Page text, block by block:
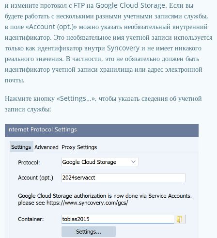
и измените протокол с FTP на Google Cloud Storage. Если вы
будете работать с несколькими разными учетными записями службы,
в поле «Account (opt.)» можно указать необязательный внутренний
идентификатор. Это необязательное имя учетной записи используется
только как идентификатор внутри Syncovery и не имеет никакого
реального значения. В частности, это не обязательно должен быть
идентификатор учетной записи хранилища или адрес электронной
почты.
Нажмите кнопку «Settings…», чтобы указать сведения об учетной
записи службы: